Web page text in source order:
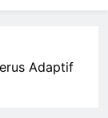
Adaptif